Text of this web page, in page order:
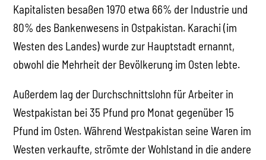
Kapitalisten besaßen 1970 etwa 66% der Industrie und
80% des Bankenwesens in Ostpakistan. Karachi (im
Westen des Landes) wurde zur Hauptstadt ernannt,
obwohl die Mehrheit der Bevölkerung im Osten lebte.
Außerdem lag der Durchschnittslohn für Arbeiter in
Westpakistan bei 35 Pfund pro Monat gegenüber 15
Pfund im Osten. Während Westpakistan seine Waren im
Westen verkaufte, strömte der Wohlstand in die andere